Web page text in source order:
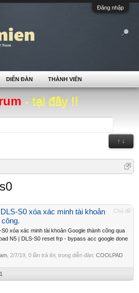
Đăng nhập
- tại đây !!
↑ ↓
Chủ đề
S0 xóa xác minh tài khoản
xóa xác minh tài khoản Google thành công qua
N5 | DLS-S0 reset frp - bypass acc google done
2/7/19 , 0 lần trả lời, trong diễn đàn: COOLPAD
DIỄN ĐÀN THÀNH VIÊN